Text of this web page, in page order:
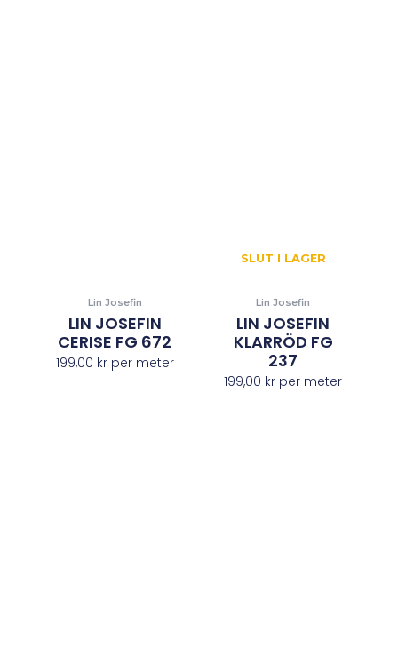
Lin Josefin
LIN JOSEFIN
CERISE FG 672
199,00 krper meter
SLUT I LAGER
Lin Josefin
LIN JOSEFIN
KLARRÖD FG
237
199,00 kr per meter